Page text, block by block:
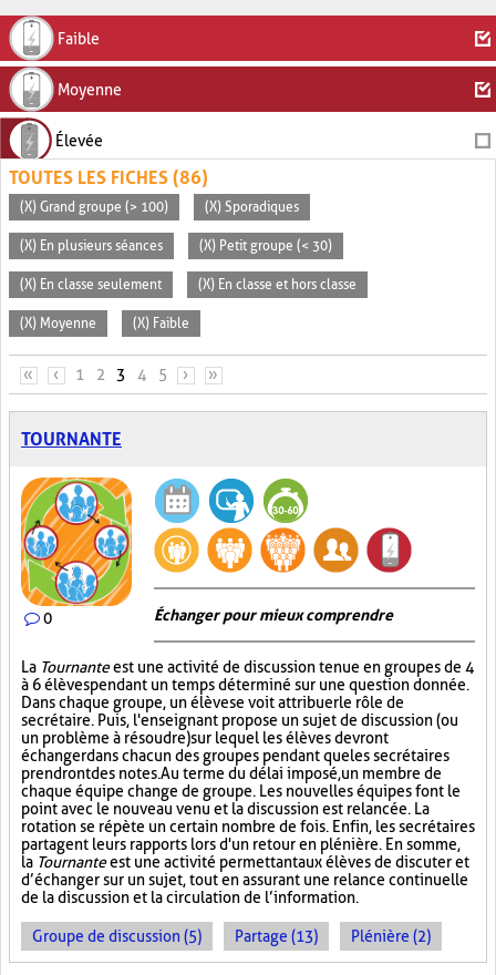
Faible
Moyenne
Élevée
TOUTES LES FICHES (86)
(X) Grand groupe (> 100) (X) Sporadiques
(X) En plusieurs séances (X) Petit groupe (< 30)
(X) En classe seulement (X) En classe et hors classe
(X) Moyenne (X) Faible
PAGES
« ‹ 1 2 3 4 5 › »
TOURNANTE
0 Échanger pour mieux comprendre
La Tournanteest une activité de discussion tenue en groupes de 4
à 6 élèves pendant un temps déterminé sur une question donnée.
Dans chaque groupe, un élève se voit attribuer le rôle de
secrétaire. Puis, l'enseignant propose un sujet de discussion (ou
un problème à résoudre) sur lequel les élèves devront
échanger dans chacun des groupes pendant que les secrétaires
prendront des notes. Au terme du délai imposé, un membre de
chaque équipe change de groupe. Les nouvelles équipes font le
point avec le nouveau venu et la discussion est relancée. La
rotation se répète un certain nombre de fois. Enfin, les secrétaires
partagent leurs rapports lors d'un retour en plénière. En somme,
la Tournanteest une activité permettant aux élèves de discuter et
d’échanger sur un sujet, tout en assurant une relance continuelle
de la discussion et la circulation de l’information.
Groupe de discussion (5) Partage (13) Plénière (2)